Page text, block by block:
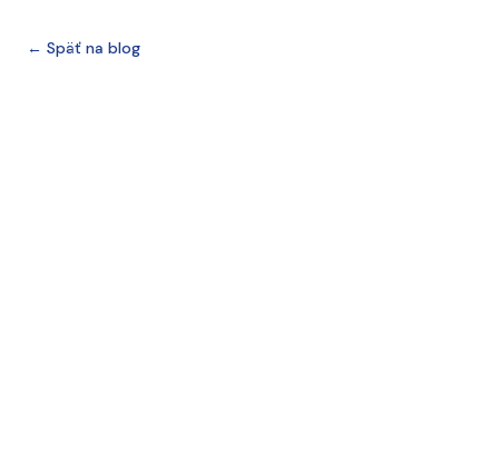
← Späť na blog